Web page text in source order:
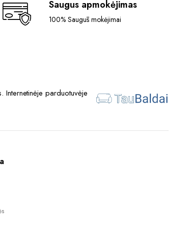
Saugus apmokėjimas
100% Saugūs mokėjimai
parduotuvėje